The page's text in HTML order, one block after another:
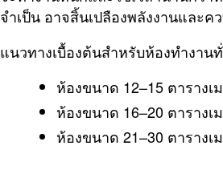
จำเป็น อาจสิ้นเปลืองพลังงานและ
แนวทางเบื้องต้นสำหรับห้องทำงาน
ห้องขนาด 12–15 ตาราง
ห้องขนาด 16–20 ตาราง
ห้องขนาด 21–30 ตาราง